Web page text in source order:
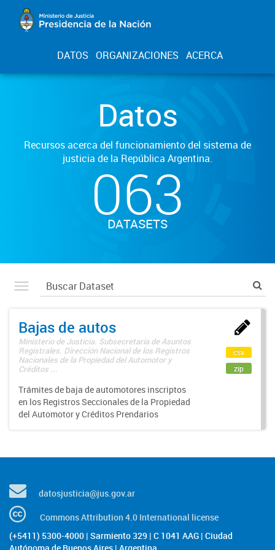
DATOS ORGANIZACIONES ACERCA
Datos
Recursos acerca del funcionamiento del sistema de
justicia de la República Argentina.
063
DATASETS
Bajas de autos
Ministerio de Justicia. Subsecretaría de Asuntos
Registrales. Dirección Nacional de los Registros
Nacionales de la Propiedad del Automotor y
Créditos ...
Trámites de baja de automotores inscriptos
en los Registros Seccionales de la Propiedad
del Automotor y Créditos Prendarios
csv
zip
datosjusticia@jus.gov.ar
Commons Attribution 4.0 International license
(+5411) 5300-4000 | Sarmiento 329 | C 1041 AAG | Ciudad